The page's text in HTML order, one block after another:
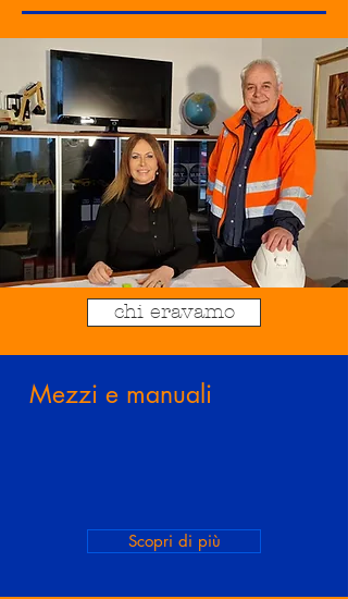
chi eravamo
Mezzi e manuali
Scopri di più